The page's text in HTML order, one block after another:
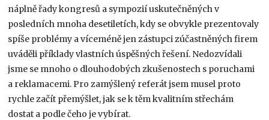
náplně řady kongresů a sympozií uskutečněných v
posledních mnoha desetiletích, kdy se obvykle prezentovaly
spíše problémy a víceméně jen zástupci zúčastněných firem
uváděli příklady vlastních úspěšných řešení. Nedozvídali
jsme se mnoho o dlouhodobých zkušenostech s poruchami
a reklamacemi. Pro zamýšlený referát jsem musel proto
rychle začít přemýšlet, jak se k těm kvalitním střechám
dostat a podle čeho je vybírat.